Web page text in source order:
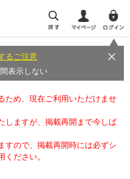
るご注意
表示しない
ため、現在ご利用いただけませ
しますが、掲載再開まで今しば
すので、掲載再開時には必ずシ
ください。